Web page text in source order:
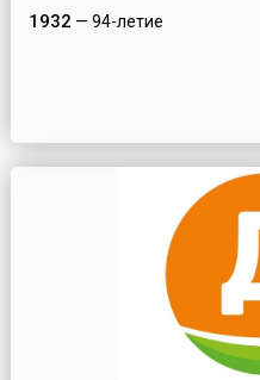
1932 — 94-летие